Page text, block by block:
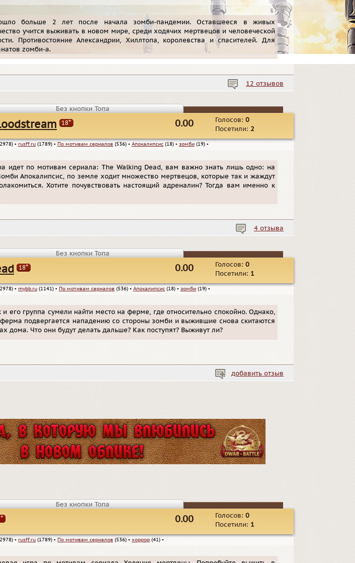
больше 2 лет после начала зомби-пандемии. Оставшееся в живых
учится выживать в новом мире, среди ходячих мертвецов и человеческой
Противостояние Александрии, Хиллтопа, королевства и спасителей. Для
zомби-a.
12 отзывов
Без кнопки Топа
18+ Голосов: 0
Посетили: 2
0.00
▪ rusff.ru (1789) ▪ По мотивам сериалов (536) ▪ Апокалипсис (18) ▪ зомби (19) ▪
идет по мотивам сериала: The Walking Dead, вам важно знать лишь одно: на
Апокалипсис, по земле ходит множество мертвецов, которые так и жаждут
Хотите почувствовать настоящий адреналин? Тогда вам именно к
4 отзыва
Без кнопки Топа
18+ Голосов: 0
Посетили: 1
0.00
▪ mybb.ru (1141) ▪ По мотивам сериалов (536) ▪ Апокалипсис (18) ▪ зомби (19) ▪
и его группа сумели найти место на ферме, где относительно спокойно. Однако,
подвергается нападению со стороны зомби и выжившие снова скитаются
дома. Что они будут делать дальше? Как поступят? Выживут ли?
добавить отзыв
Без кнопки Топа
+ Голосов: 0
Посетили: 1
0.00
▪ rusff.ru (1789) ▪ По мотивам сериалов (536) ▪ хоррор (41) ▪